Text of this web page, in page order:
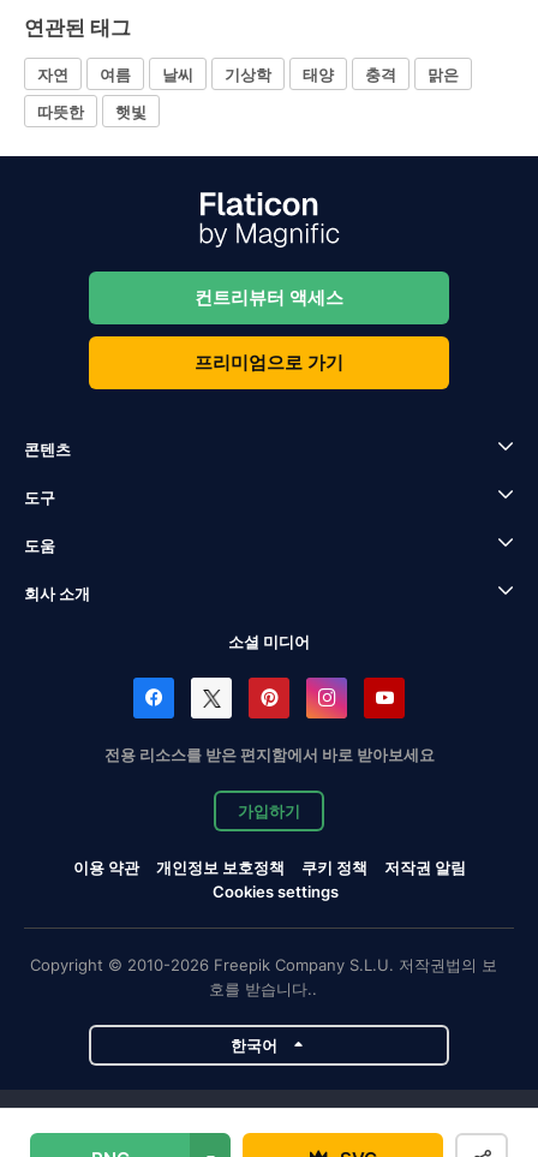
연관된 태그
자연 여름 날씨 기상학 태양 충격
맑은
따뜻한
햇빛
컨트리뷰터 액세스
프리미엄으로 가기
콘텐츠
도구
도움
회사 소개
소셜 미디어
전용 리소스를 받은 편지함에서 바로 받아보세요
가입하기
이용 약관 개인정보 보호정책 쿠키 정책
저작권 알림
Cookies settings
Copyright © 2010-2026 Freepik Company S.L.U. 저작권법의 보
호를 받습니다..
한국어